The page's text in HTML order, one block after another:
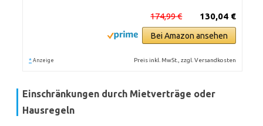
130,04 €
174,99 €
Bei Amazon ansehen
* Anzeige Preis inkl. MwSt., zzgl. Versandkosten
Einschränkungen durch Mietverträge oder
Hausregeln